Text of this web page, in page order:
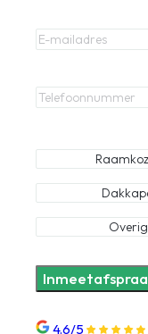
Overig
4.6/5